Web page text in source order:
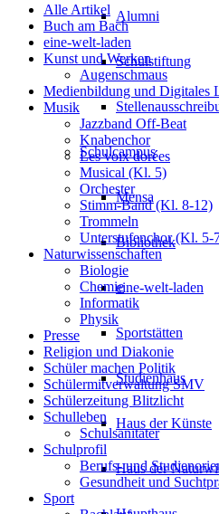
Alumni
Schulstiftung
Schulcampus
Mensa
Bibliothek
eine-welt-laden
Sportstätten
Studienhaus
Haus der Künste
Haus der
Alle Artikel
Buch am Bach
eine-welt-laden
Kunst und Werken
Augenschmaus
Medienbildung und Digitales
Musik
Jazzband Off-Beat
Knabenchor
Les voix dorées
Musical (Kl. 5)
Orchester
Stimm-Band (Kl. 8-12)
Trommeln
Unterstufenchor (Kl. 5-
Naturwissenschaften
Biologie
Chemie
Informatik
Physik
Presse
Religion und Diakonie
Schüler machen Politik
Schülermitverwaltung SMV
Schülerzeitung Blitzlicht
Schulleben
Schulsanitäter
Schulprofil
Berufs- und
Gesundheit und
Sport